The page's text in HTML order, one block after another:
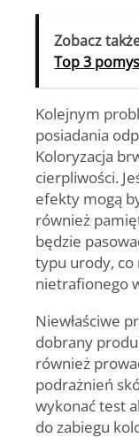
Zobacz
Top 3
Kolejnym
posiadania
Koloryzacja
cierpliwości.
efekty mogą
również
będzie
typu urody, co
nietrafionego
Niewłaściwe
dobrany
również
podrażnień
wykonać test
do zabiegu